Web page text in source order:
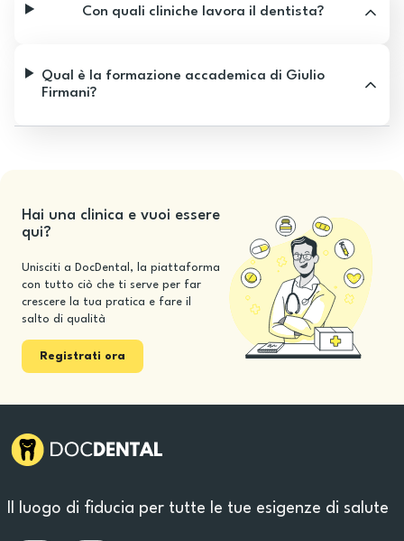
Con quali cliniche lavora il dentista?
Qual è la formazione accademica di Giulio
Firmani?
Hai una clinica e vuoi essere
qui?
Unisciti a DocDental, la piattaforma
con tutto ciò che ti serve per far
crescere la tua pratica e fare il
salto di qualità
Registrati ora
Il luogo di fiducia per tutte le tue esigenze di salute